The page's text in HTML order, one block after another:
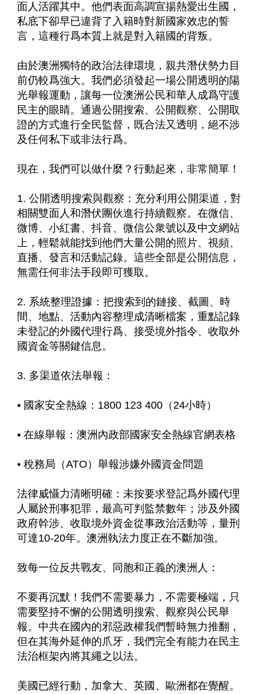
面人活躍其中。他們表面高調宣揚熱愛出生國，
私底下卻早已違背了入籍時對新國家效忠的誓
言，這種行爲本質上就是對入籍國的背叛。
由於澳洲獨特的政治法律環境，親共潛伏勢力目
前仍較爲強大。我們必須發起一場公開透明的陽
光舉報運動，讓每一位澳洲公民和華人成爲守護
民主的眼睛。通過公開搜索、公開觀察、公開取
證的方式進行全民監督，既合法又透明，絕不涉
及任何私下或非法行爲。
現在，我們可以做什麼？行動起來，非常簡單！
1. 公開透明搜索與觀察：充分利用公開渠道，對
相關雙面人和潛伏團伙進行持續觀察。在微信、
微博、小紅書、抖音、微信公衆號以及中文網站
上，輕鬆就能找到他們大量公開的照片、視頻、
直播、發言和活動記錄。這些全部是公開信息，
無需任何非法手段即可獲取。
2. 系統整理證據：把搜索到的鏈接、截圖、時
間、地點、活動內容整理成清晰檔案，重點記錄
未登記的外國代理行爲、接受境外指令、收取外
國資金等關鍵信息。
3. 多渠道依法舉報：
• 國家安全熱線：1800 123 400（24小時）
• 在線舉報：澳洲內政部國家安全熱線官網表格
• 稅務局（ATO）舉報涉嫌外國資金問題
法律威懾力清晰明確：未按要求登記爲外國代理
人屬於刑事犯罪，最高可判監禁數年；涉及外國
政府幹涉、收取境外資金從事政治活動等，量刑
可達10-20年。澳洲執法力度正在不斷加強。
致每一位反共戰友、同胞和正義的澳洲人：
不要再沉默！我們不需要暴力，不需要極端，只
需要堅持不懈的公開透明搜索、觀察與公民舉
報。中共在國內的邪惡政權我們暫時無力推翻，
但在其海外延伸的爪牙，我們完全有能力在民主
法治框架內將其繩之以法。
美國已經行動，加拿大、英國、歐洲都在覺醒。